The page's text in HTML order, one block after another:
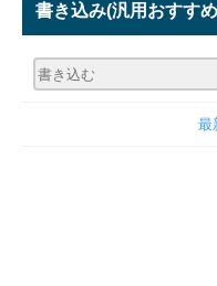
書き込み(汎用おすす
最